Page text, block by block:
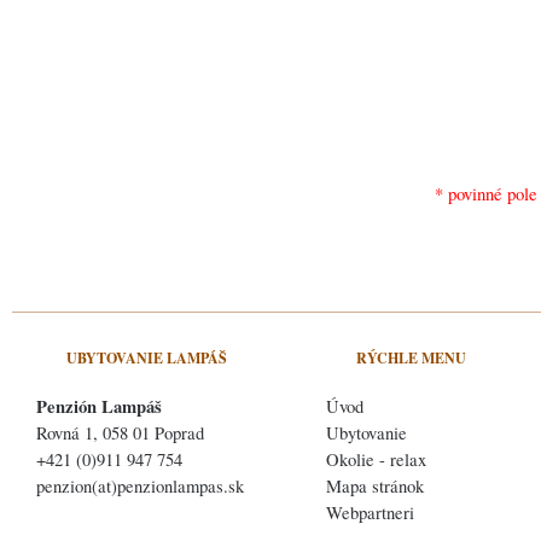
* povinné pole
UBYTOVANIE LAMPÁŠ
Penzión Lampáš
Rovná 1, 058 01 Poprad
+421 (0)911 947 754
penzion(at)penzionlampas.sk
RÝCHLE MENU
Úvod
Ubytovanie
Okolie - relax
Mapa stránok
Webpartneri